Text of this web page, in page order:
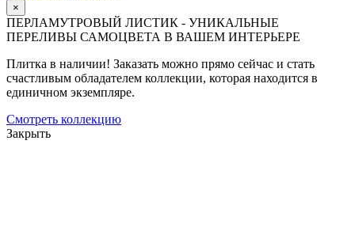
×
ПЕРЛАМУТРОВЫЙ ЛИСТИК - УНИКАЛЬНЫЕ
ПЕРЕЛИВЫ САМОЦВЕТА В ВАШЕМ ИНТЕРЬЕРЕ
Плитка в наличии! Заказать можно прямо сейчас и стать
счастливым обладателем коллекции, которая находится в
единичном экземпляре.
Смотреть коллекцию
Закрыть